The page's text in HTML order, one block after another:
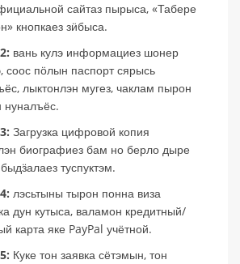
сайтаз пырыса, «Табере
кнопкаез зӥбыса.
вань кулэ информациез шонер
соос пӧлын паспорт сярысь
лыктонлэн мугез, чаклам пырон
нуналъёс.
Загрузка цифровой копия
биографиез бам но берло дыре
туспуктэм.
лэсьтыны тырон понна виза
дун кутыса, валамон кредитный/
карта яке PayPal учётной.
Куке тон заявка сётэмын, тон